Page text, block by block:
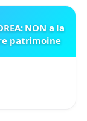
NON a la
patrimoine